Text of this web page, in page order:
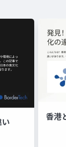
香港